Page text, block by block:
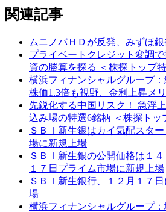
関連記事
ムニノバＨＤが反発、みずほ
プライベートクレジット変調
資の勝算を探る ＜株探トップ
横浜フィナンシャルグループ
株価1.3倍も視野、金利上昇メ
先鋭化する中国リスク！ 急浮
込み場の特選6銘柄 ＜株探トッ
ＳＢＩ新生銀はカイ気配スタ
場に新規上場
ＳＢＩ新生銀の公開価格は１
１７日プライム市場に新規上場
ＳＢＩ新生銀行、１２月１７
場
横浜フィナンシャルグループ